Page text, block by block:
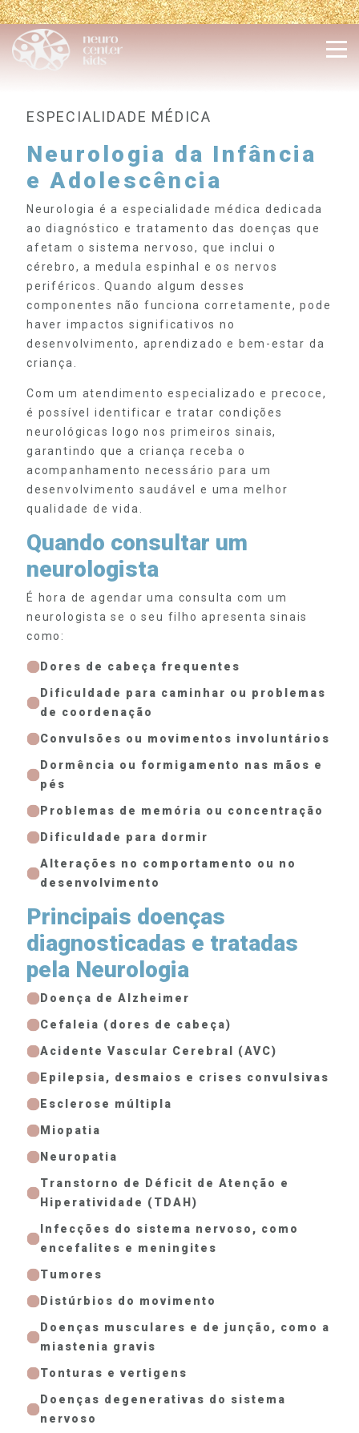
ESPECIALIDADE MÉDICA
Neurologia da Infância
e Adolescência
Neurologia é a especialidade médica dedicada
ao diagnóstico e tratamento das doenças que
afetam o sistema nervoso, que inclui o
cérebro, a medula espinhal e os nervos
periféricos. Quando algum desses
componentes não funciona corretamente, pode
haver impactos significativos no
desenvolvimento, aprendizado e bem-estar da
criança.
Com um atendimento especializado e precoce,
é possível identificar e tratar condições
neurológicas logo nos primeiros sinais,
garantindo que a criança receba o
acompanhamento necessário para um
desenvolvimento saudável e uma melhor
qualidade de vida.
Quando consultar um
neurologista
É hora de agendar uma consulta com um
neurologista se o seu filho apresenta sinais
como:
Dores de cabeça frequentes
Dificuldade para caminhar ou problemas
de coordenação
Convulsões ou movimentos involuntários
Dormência ou formigamento nas mãos e
pés
Problemas de memória ou concentração
Dificuldade para dormir
Alterações no comportamento ou no
desenvolvimento
Principais doenças
diagnosticadas e tratadas
pela Neurologia
Doença de Alzheimer
Cefaleia (dores de cabeça)
Acidente Vascular Cerebral (AVC)
Epilepsia, desmaios e crises convulsivas
Esclerose múltipla
Miopatia
Neuropatia
Transtorno de Déficit de Atenção e
Hiperatividade (TDAH)
Infecções do sistema nervoso, como
encefalites e meningites
Tumores
Distúrbios do movimento
Doenças musculares e de junção, como a
miastenia gravis
Tonturas e vertigens
Doenças degenerativas do sistema
nervoso